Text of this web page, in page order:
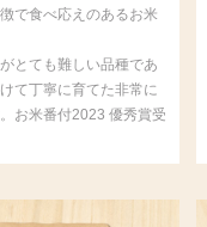
で食べ応えのあるお米
とても難しい品種であ
て丁寧に育てた非常に
お米番付2023 優秀賞受